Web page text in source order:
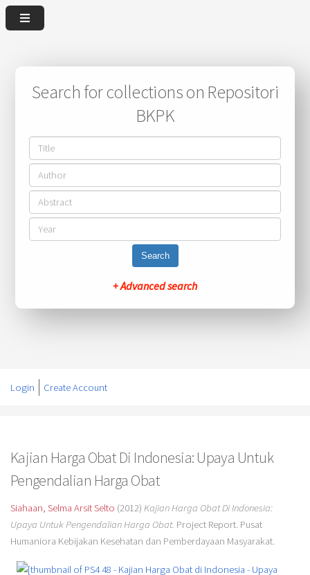
Search for collections on Repositori
BKPK
Search
+ Advanced search
Login Create Account
Kajian Harga Obat Di Indonesia: Upaya Untuk
Pengendalian Harga Obat
Siahaan, Selma Arsit Selto (2012) Kajian Harga Obat Di Indonesia:
Upaya Untuk Pengendalian Harga Obat. Project Report. Pusat
Humaniora Kebijakan Kesehatan dan Pemberdayaan Masyarakat.